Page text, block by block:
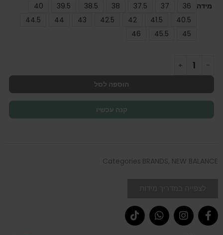
מידה 36
37
37.5
38
38.5
39.5
40
40.5
41.5
42
42.5
43
44
44.5
45
45.5
46
הוספה לסל
קנה עכשיו
Categories BRANDS, NEW BALANCE